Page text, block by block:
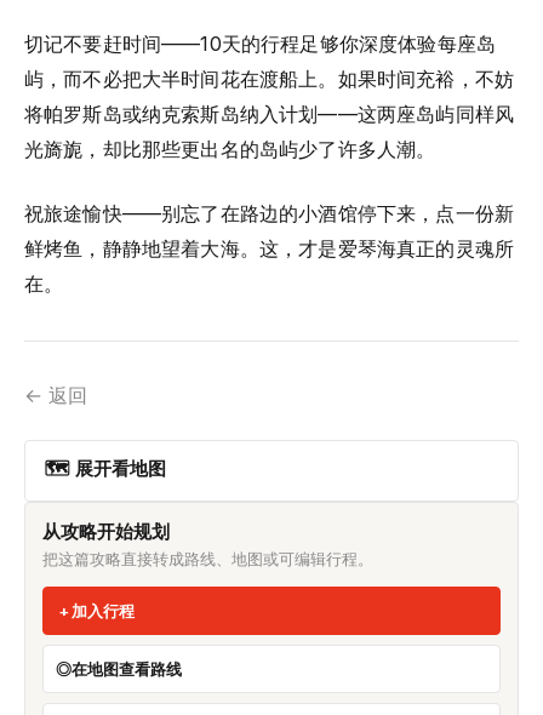
切记不要赶时间——10天的行程足够你深度体验每座岛
屿，而不必把大半时间花在渡船上。如果时间充裕，不妨
将帕罗斯岛或纳克索斯岛纳入计划——这两座岛屿同样风
光旖旎，却比那些更出名的岛屿少了许多人潮。
祝旅途愉快——别忘了在路边的小酒馆停下来，点一份新
鲜烤鱼，静静地望着大海。这，才是爱琴海真正的灵魂所
在。
← 返回
🗺 展开看地图
从攻略开始规划
把这篇攻略直接转成路线、地图或可编辑行程。
加入行程
在地图查看路线